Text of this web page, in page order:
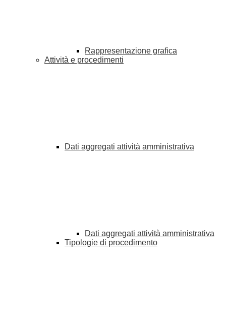
Rappresentazione grafica
Attività e procedimenti
Dati aggregati attività amministrativa
Dati aggregati attività amministrativa
Tipologie di procedimento